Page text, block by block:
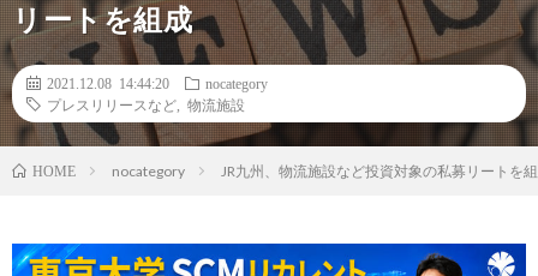
リートを組成
2021.12.08 14:44:20
nocategory
プレスリリースなど
物流施設
HOME nocategory JR九州、物流施設など投資対象の私募リートを